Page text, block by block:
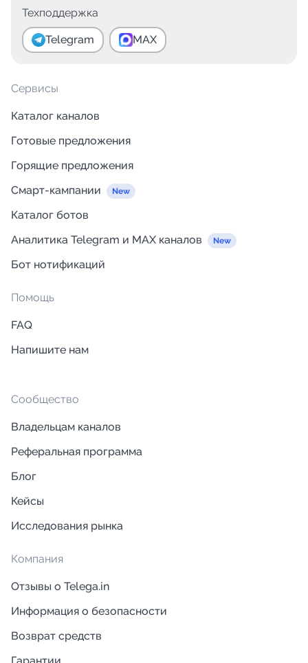
Сервисы
Каталог каналов
Готовые предложения
Горящие предложения
Смарт-кампании
Каталог ботов
Аналитика Telegram и MAX каналов
Бот нотификаций
Помощь
FAQ
Напишите нам
Сообщество
Владельцам каналов
Реферальная программа
Блог
Кейсы
Исследования рынка
Компания
Отзывы о Telega.in
Информация о безопасности
Возврат средств
Техподдержка
Telegram MAX